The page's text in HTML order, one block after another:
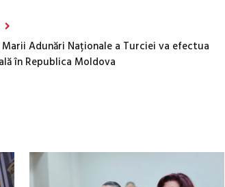
Adunări Naționale a Turciei va efectua
în Republica Moldova